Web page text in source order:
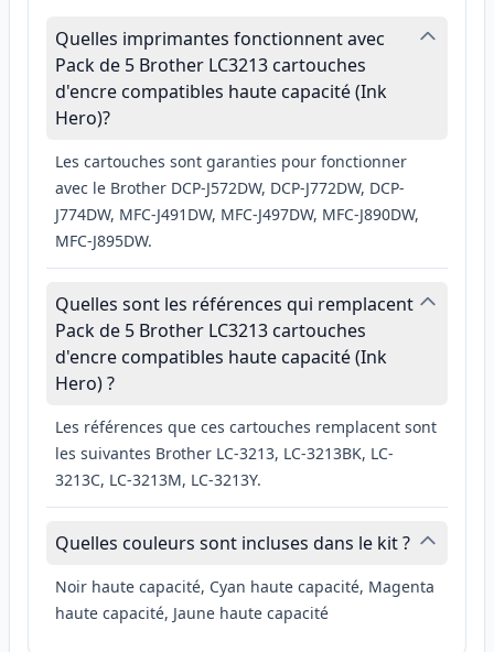
Quelles imprimantes fonctionnent avec
Pack de 5 Brother LC3213 cartouches
d'encre compatibles haute capacité (Ink
Hero)?
Les cartouches sont garanties pour fonctionner
avec le Brother DCP-J572DW, DCP-J772DW, DCP-
J774DW, MFC-J491DW, MFC-J497DW, MFC-J890DW,
MFC-J895DW.
Quelles sont les références qui remplacent
Pack de 5 Brother LC3213 cartouches
d'encre compatibles haute capacité (Ink
Hero) ?
Les références que ces cartouches remplacent sont
les suivantes Brother LC-3213, LC-3213BK, LC-
3213C, LC-3213M, LC-3213Y.
Quelles couleurs sont incluses dans le kit ?
Noir haute capacité, Cyan haute capacité, Magenta
haute capacité, Jaune haute capacité